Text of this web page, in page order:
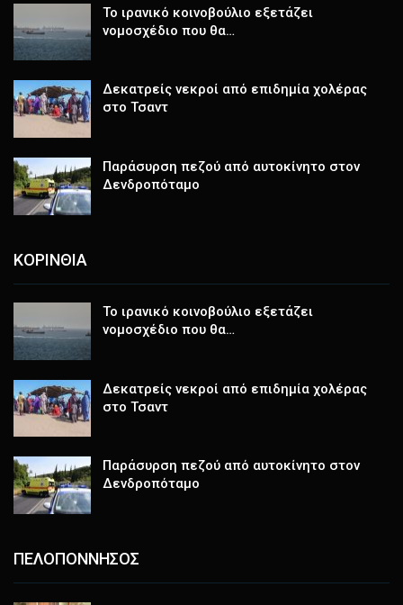
Το ιρανικό κοινοβούλιο εξετάζει
νομοσχέδιο που θα…
Δεκατρείς νεκροί από επιδημία χολέρας
στο Τσαντ
Παράσυρση πεζού από αυτοκίνητο στον
Δενδροπόταμο
ΚΟΡΙΝΘΙΑ
Το ιρανικό κοινοβούλιο εξετάζει
νομοσχέδιο που θα…
Δεκατρείς νεκροί από επιδημία χολέρας
στο Τσαντ
Παράσυρση πεζού από αυτοκίνητο στον
Δενδροπόταμο
ΠΕΛΟΠΟΝΝΗΣΟΣ